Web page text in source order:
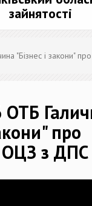
зайнятості
"Бізнес і закони"
про
ОЦЗ з ДПС